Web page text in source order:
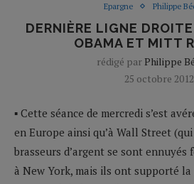
Epargne Philippe
DERNIÈRE LIGNE
OBAMA ET MITT
rédigé par Philippe
25 octobre 2012
▪ Cette séance de mercredi s’est
en Europe ainsi qu’à Wall Street
brasseurs d’argent se sont
à New York, mais ils ont supporté